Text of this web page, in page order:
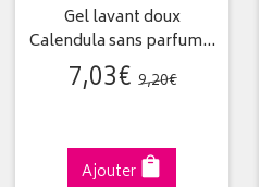
Gel lavant doux
Calendula sans parfum…
7,03€ 9,20€
Ajouter